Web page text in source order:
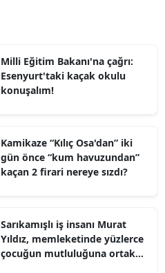
Milli Eğitim Bakanı'na çağrı:
Esenyurt'taki kaçak okulu
konuşalım!
Kamikaze “Kılıç Osa'dan” iki
gün önce “kum havuzundan”
kaçan 2 firari nereye sızdı?
Sarıkamışlı iş insanı Murat
Yıldız, memleketinde yüzlerce
çocuğun mutluluğuna ortak